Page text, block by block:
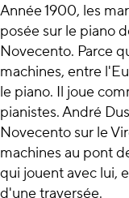
Année 1900, les
posée sur le piano
Novecento. Parce
machines, entre
le piano. Il joue
pianistes. André
Novecento sur le
machines au pont
qui jouent avec lui,
d'une traversée.